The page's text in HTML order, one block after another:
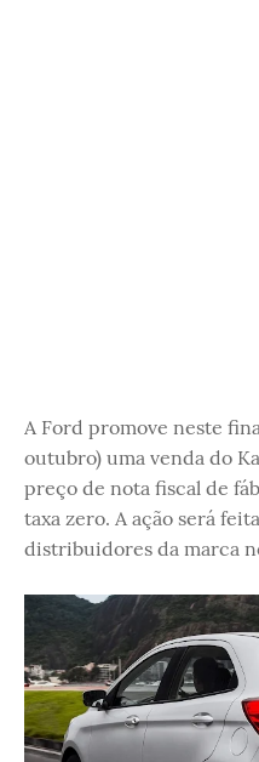
A Ford promove neste
outubro) uma venda do
preço de nota fiscal de
taxa zero. A ação será
distribuidores da marca